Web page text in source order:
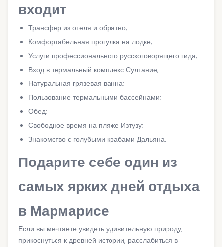
входит
Трансфер из отеля и обратно;
Комфортабельная прогулка на лодке;
Услуги профессионального русскоговорящего гида;
Вход в термальный комплекс Султание;
Натуральная грязевая ванна;
Пользование термальными бассейнами;
Обед;
Свободное время на пляже Изтузу;
Знакомство с голубыми крабами Дальяна.
Подарите себе один из
самых ярких дней отдыха
в Мармарисе
Если вы мечтаете увидеть удивительную природу,
прикоснуться к древней истории, расслабиться в